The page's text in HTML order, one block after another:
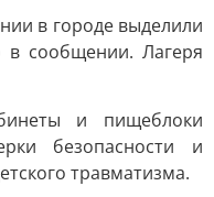
в городе выделили
в сообщении. Лагеря
и пищеблоки
безопасности и
травматизма.